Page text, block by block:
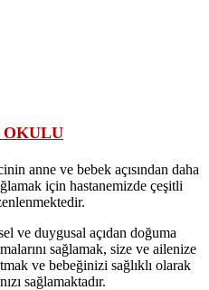
OKULU
anne ve bebek açısından daha
için hastanemizde çeşitli
ve duygusal açıdan doğuma
sağlamak, size ve ailenize
ve bebeğinizi sağlıklı olarak
sağlamaktadır.